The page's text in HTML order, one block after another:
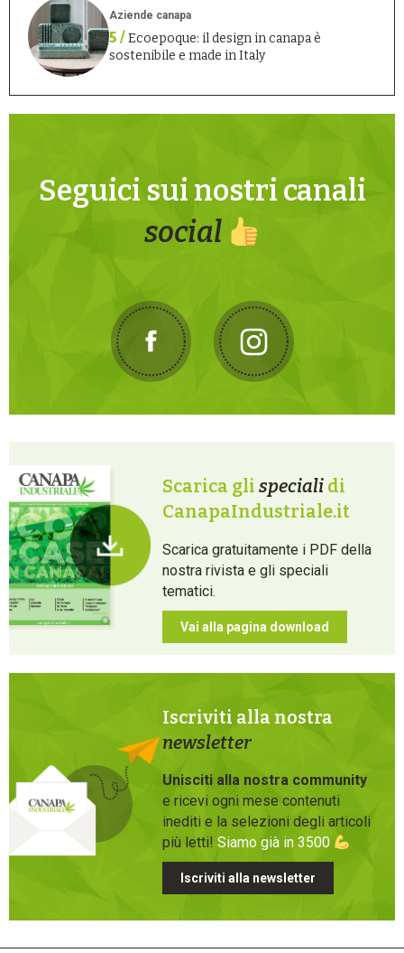
Aziende canapa
5 /Ecoepoque: il design in canapa è
sostenibile e made in Italy
Seguici sui nostri canali
social
Scarica gli speciali di
CanapaIndustriale.it
Scarica gratuitamente i PDF della
nostra rivista e gli speciali
tematici.
Vai alla pagina download
Iscriviti alla nostra
newsletter
Unisciti alla nostra community
e ricevi ogni mese contenuti
inediti e la selezioni degli articoli
più letti! Siamo già in 3500
Iscriviti alla newsletter